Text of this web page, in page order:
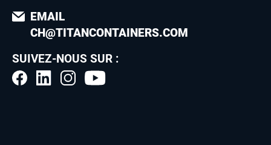
EMAIL
CH@TITANCONTAINERS.COM
SUIVEZ-NOUS SUR :